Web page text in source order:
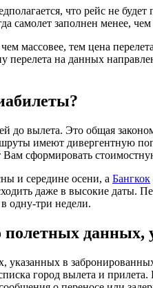
что рейс не
самолет заполнен менее,
массовее, тем цена
на данных
до вылета. Это общая
имеют дивергентную
сформировать
и середине осени, а Бангкок
даже в высокие даты.
одну-три недели.
данных,
в
город вылета и